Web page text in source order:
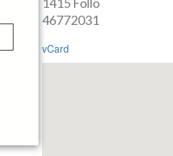
46772031
vCard